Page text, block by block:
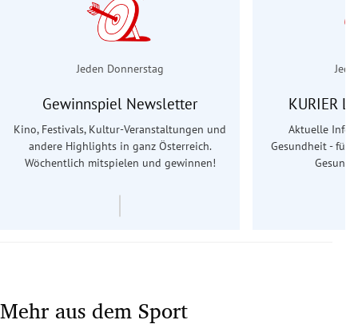
Jeden Donnerstag
Gewinnspiel Newsletter
Kino, Festivals, Kultur-Veranstaltungen und
andere Highlights in ganz Österreich.
Wöchentlich mitspielen und gewinnen!
KURIER
Aktuelle
Gesundheit - für
Mehr aus dem Sport